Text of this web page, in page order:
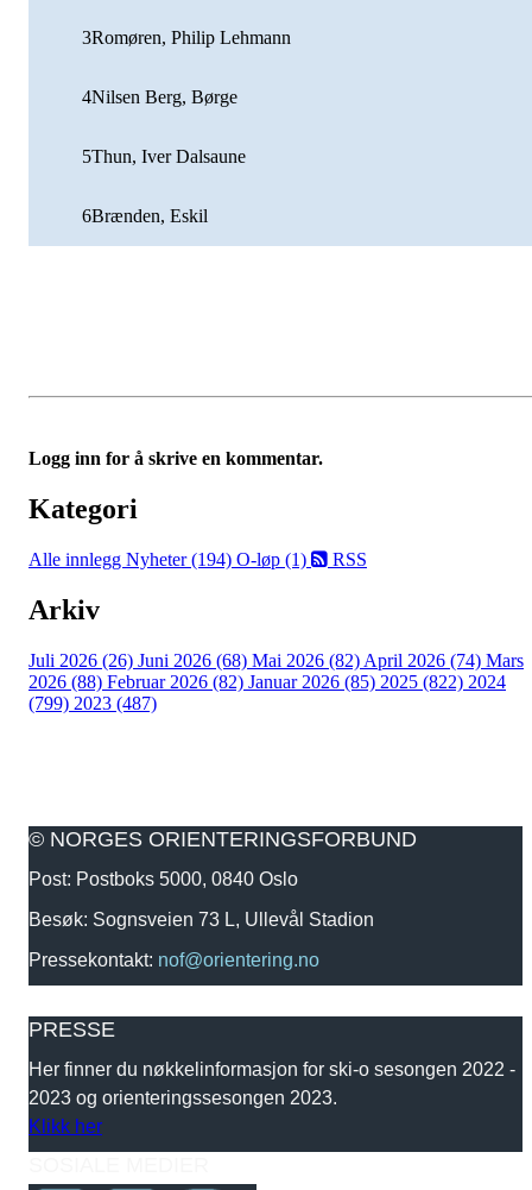
3Romøren, Philip Lehmann
4Nilsen Berg, Børge
5Thun, Iver Dalsaune
6Brænden, Eskil
Logg inn for å skrive en kommentar.
Kategori
Alle innlegg Nyheter (194) O-løp (1) RSS
Arkiv
Juli 2026 (26) Juni 2026 (68) Mai 2026 (82) April 2026 (74) Mars
2026 (88) Februar 2026 (82) Januar 2026 (85) 2025 (822) 2024
(799) 2023 (487)
© NORGES ORIENTERINGSFORBUND
Post: Postboks 5000, 0840 Oslo
Besøk: Sognsveien 73 L, Ullevål Stadion
Pressekontakt: nof@orientering.no
PRESSE
Her finner du nøkkelinformasjon for ski-o sesongen 2022 -
2023 og orienteringssesongen 2023.
Klikk her